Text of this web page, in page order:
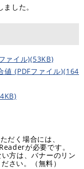
した。
ァイル)(53KB)
値 (PDFファイル)(164
だく場合には、
が必要です。
方は、バナーのリン
さい。（無料）